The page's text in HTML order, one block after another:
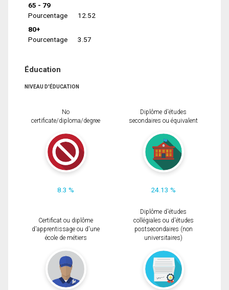
65 - 79
Pourcentage
12.52
80+
Pourcentage
3.57
Éducation
NIVEAU D'ÉDUCATION
No
certificate/diploma/degree
8.3 %
Diplôme d'études
secondaires ou équivalent
24.13 %
Certificat ou diplôme
d'apprentissage ou d'une
école de métiers
Diplôme d'études
collégiales ou d'études
postsecondaires (non
universitaires)